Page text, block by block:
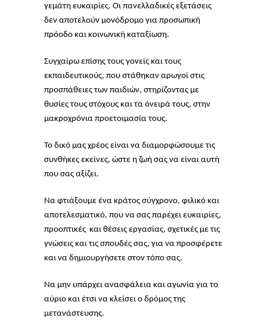
γεμάτη ευκαιρίες. Οι πανελλαδικές εξετάσεις
δεν αποτελούν μονόδρομο για προσωπική
πρόοδο και κοινωνική καταξίωση.
Συγχαίρω επίσης τους γονείς και τους
εκπαιδευτικούς, που στάθηκαν αρωγοί στις
προσπάθειες των παιδιών, στηρίζοντας με
θυσίες τους στόχους και τα όνειρά τους, στην
μακροχρόνια προετοιμασία τους.
Το δικό μας χρέος είναι να διαμορφώσουμε τις
συνθήκες εκείνες, ώστε η ζωή σας να είναι αυτή
που σας αξίζει.
Να φτιάξουμε ένα κράτος σύγχρονο, φιλικό και
αποτελεσματικό, που να σας παρέχει ευκαιρίες,
προοπτικές και θέσεις εργασίας, σχετικές με τις
γνώσεις και τις σπουδές σας, για να προσφέρετε
και να δημιουργήσετε στον τόπο σας.
Να μην υπάρχει ανασφάλεια και αγωνία για το
αύριο και έτσι να κλείσει ο δρόμος της
μετανάστευσης.